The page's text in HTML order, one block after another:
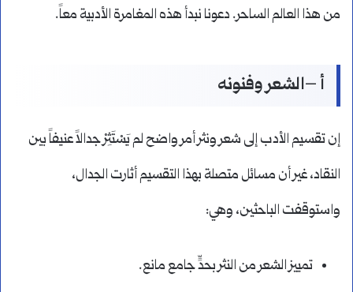
من هذا العالم الساحر. دعونا نبدأ هذه المغامرة الأدبية معاً.
أ –الشعر وفنونه
إن تقسيم الأدب إلى شعر ونثر أمر واضح لم يَسْتَثِرْ جدالاً عنيفاً بين
النقاد، غير أن مسائل متصلة بهذا التقسيم أثارت الجدال،
واستوقفت الباحثين، وهي:
تمييز الشعر من النثر بحدٍّ جامع مانع.